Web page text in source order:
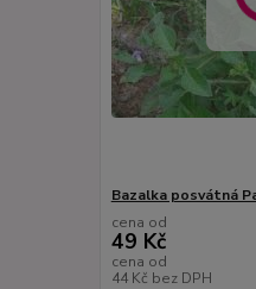
Bazalka posvátná
cena od
49 Kč
cena od
44 Kč bez DPH